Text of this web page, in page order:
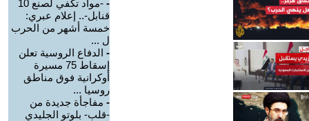
-
-مواد تكفي لصنع 10
قنابل-.. إعلام عبري:
خمسة أشهر من الحرب
ل ...
- الدفاع الروسية تعلن
إسقاط 75 مسيرة
أوكرانية فوق مناطق
روسيا ...
- مفاجأة جديدة من
-قلب- بلوتو الجليدي